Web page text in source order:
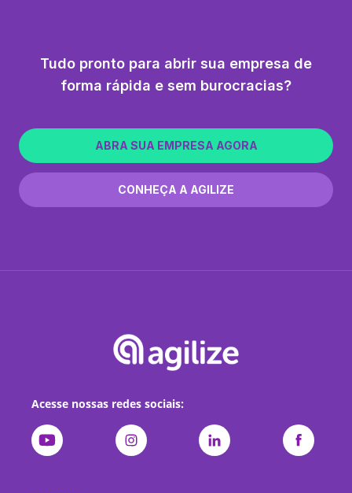
Tudo pronto para abrir sua empresa de
forma rápida e sem burocracias?
ABRA SUA EMPRESA AGORA
CONHEÇA A AGILIZE
Acesse nossas redes sociais: